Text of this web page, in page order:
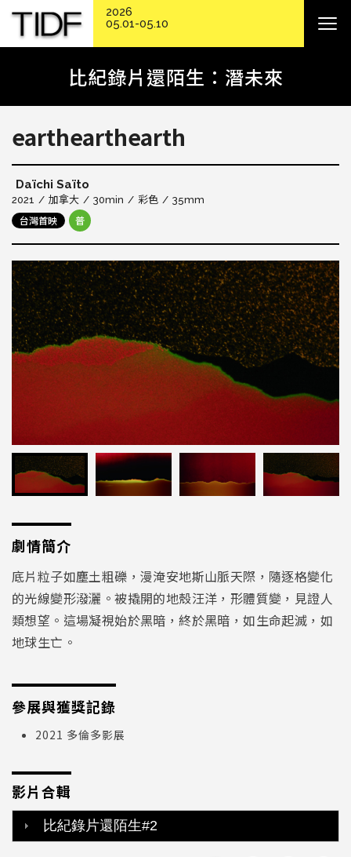
比紀錄片還陌生：潛未來
earthearthearth
Daïchi Saïto
2021 加拿大 30min 彩色 35mm
台灣首映 普
劇情簡介
底片粒子如塵土粗礫，漫淹安地斯山脈天際，隨逐格變化
的光線變形潑灑。被撬開的地殼汪洋，形體質變，見證人
類想望。這場凝視始於黑暗，終於黑暗，如生命起滅，如
地球生亡。
參展與獲獎記錄
2021 多倫多影展
影片合輯
比紀錄片還陌生#2
2026
05.01-05.10